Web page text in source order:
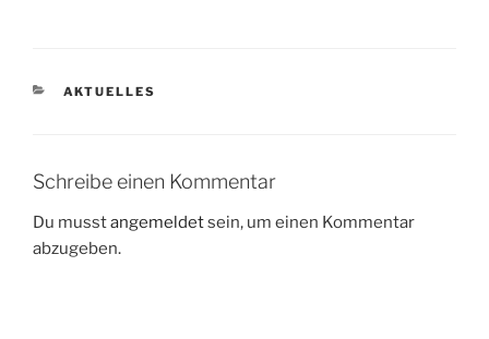
KATEGORIEN
AKTUELLES
Schreibe einen Kommentar
Du musstangemeldetsein, um einen Kommentar
abzugeben.